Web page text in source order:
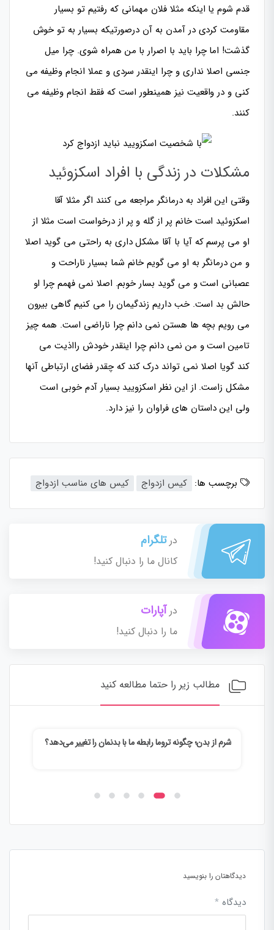
قدم شوم یا اینکه مثلا فلان مهمانی که رفتیم تو بسیار
مقاومت کردی در آمدن به آن درصورتیکه بسیار به تو خوش
گذشت! اما چرا باید با اصرار با من همراه شوی. چرا میل
جنسی اصلا نداری و چرا اینقدر سردی و عملا انجام وظیفه می
کنی و در واقعیت نیز همینطور است که فقط انجام وظیفه می
کنند.
مشکلات در زندگی با افراد اسکزوئید
وقتی این افراد به درمانگر مراجعه می کنند اگر مثلا آقا
اسکزوئید است خانم پر از گله و پر از درخواست است مثلا از
او می پرسم که آیا با آقا مشکل داری به راحتی می گوید اصلا
و من درمانگر به او می گویم خانم شما بسیار ناراحت و
عصبانی است و می گوید بسار خوبم. اصلا نمی فهمم چرا او
حالش بد است. خب داریم زندگیمان را می کنیم گاهی بیرون
می رویم بچه ها هستن نمی دانم چرا ناراضی است. همه چیز
تامین است و من نمی دانم چرا اینقدر خودش رااذیت می
کند گویا اصلا نمی تواند درک کند که چقدر فضای ارتباطی آنها
مشکل زاست. از این نظر اسکزویید بسیار آدم خوبی است
ولی این داستان های فراوان را نیز دارد.
برچسب ها: کیس ازدواج کیس های مناسب ازدواج
درتلگرام
کانال ما را دنبال کنید!
درآپارات
ما را دنبال کنید!
مطالب زیر را حتما مطالعه کنید
شرم از بدن؛ چگونه تروما رابطه ما با بدنمان را تغییر می‌دهد؟
دیدگاهتان را بنویسید
دیدگاه *